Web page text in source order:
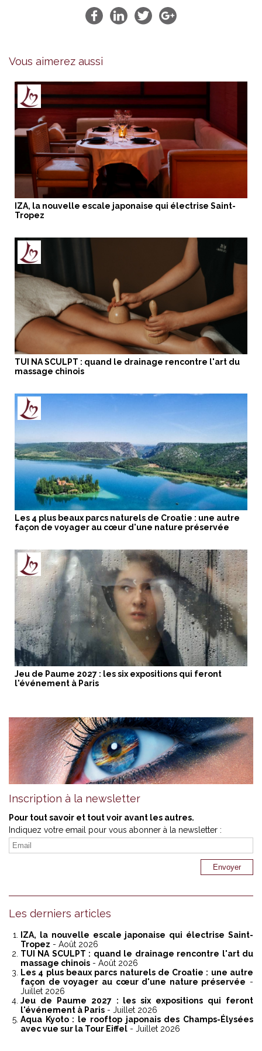
Vous aimerez aussi
IZA, la nouvelle escale japonaise qui électrise Saint-
Tropez
TUI NA SCULPT : quand le drainage rencontre l'art du
massage chinois
Les 4 plus beaux parcs naturels de Croatie : une autre
façon de voyager au cœur d'une nature préservée
Jeu de Paume 2027 : les six expositions qui feront
l'événement à Paris
Inscription à la newsletter
Pour tout savoir et tout voir avant les autres.
Indiquez votre email pour vous abonner à la newsletter :
Les derniers articles
IZA, la nouvelle escale japonaise qui électrise Saint-
Tropez - Août 2026
TUI NA SCULPT : quand le drainage rencontre l'art du
massage chinois - Août 2026
Les 4 plus beaux parcs naturels de Croatie : une autre
façon de voyager au cœur d'une nature préservée -
Juillet 2026
Jeu de Paume 2027 : les six expositions qui feront
l'événement à Paris - Juillet 2026
Aqua Kyoto : le rooftop japonais des Champs-Élysées
avec vue sur la Tour Eiffel - Juillet 2026